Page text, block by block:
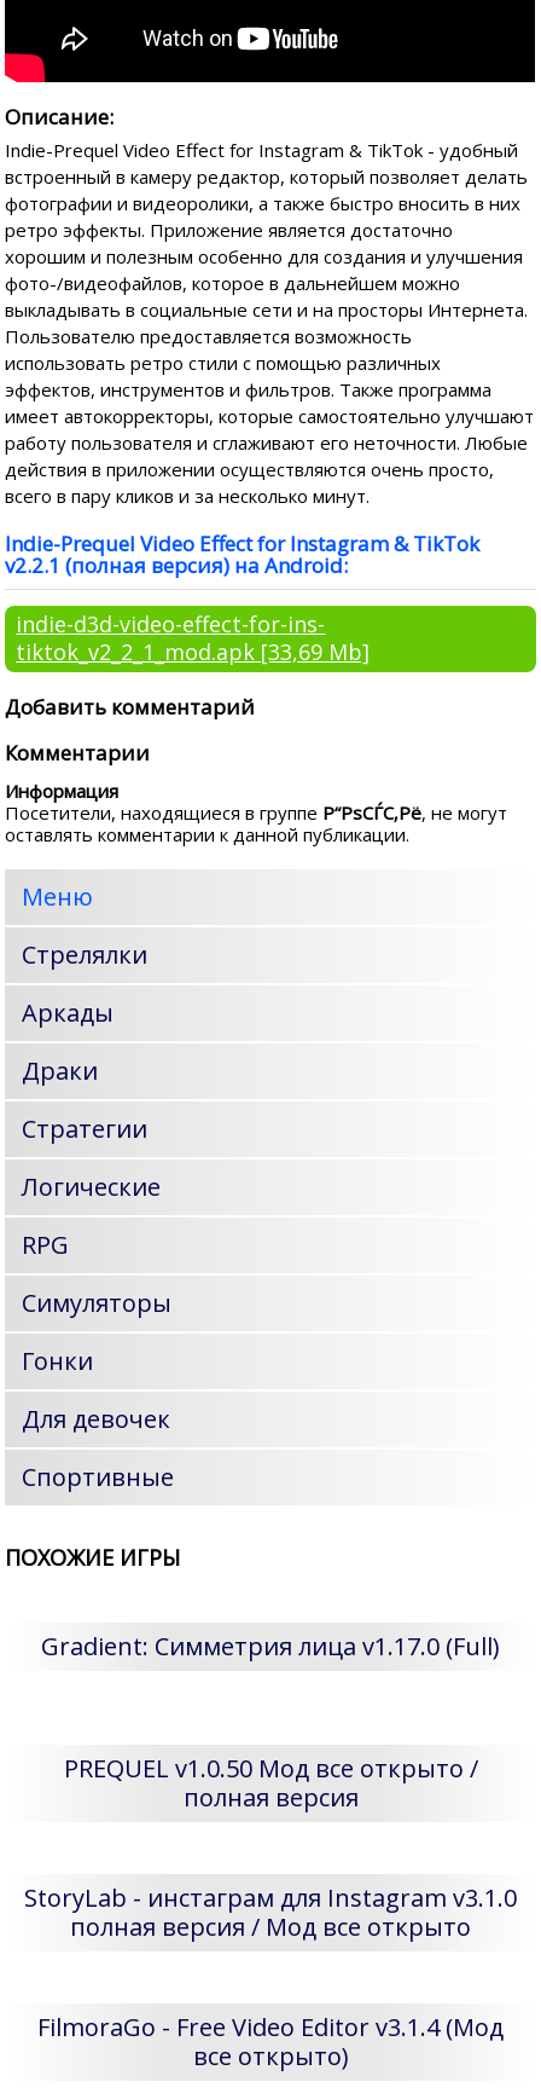
Описание:
Indie-Prequel Video Effect for Instagram & TikTok - удобный
встроенный в камеру редактор, который позволяет делать
фотографии и видеоролики, а также быстро вносить в них
ретро эффекты. Приложение является достаточно
хорошим и полезным особенно для создания и улучшения
фото-/видеофайлов, которое в дальнейшем можно
выкладывать в социальные сети и на просторы Интернета.
Пользователю предоставляется возможность
использовать ретро стили с помощью различных
эффектов, инструментов и фильтров. Также программа
имеет автокорректоры, которые самостоятельно улучшают
работу пользователя и сглаживают его неточности. Любые
действия в приложении осуществляются очень просто,
всего в пару кликов и за несколько минут.
Indie-Prequel Video Effect for Instagram & TikTok
v2.2.1 (полная версия) на Android:
indie-d3d-video-effect-for-ins-
tiktok_v2_2_1_mod.apk [33,69 Mb]
Добавить комментарий
Комментарии
Информация
Посетители, находящиеся в группе Р“РѕСЃС‚Рё, не могут
оставлять комментарии к данной публикации.
Меню
Стрелялки
Аркады
Драки
Стратегии
Логические
RPG
Симуляторы
Гонки
Для девочек
Спортивные
ПОХОЖИЕ ИГРЫ
Gradient: Симметрия лица v1.17.0 (Full)
PREQUEL v1.0.50 Мод все открыто /
полная версия
StoryLab - инстаграм для Instagram v3.1.0
полная версия / Мод все открыто
FilmoraGo - Free Video Editor v3.1.4 (Мод
все открыто)